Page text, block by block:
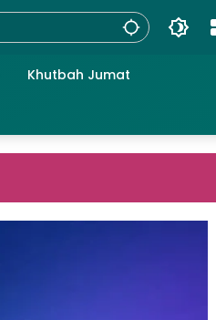
Khutbah Jumat